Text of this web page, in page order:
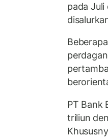
pada Juli
PT Bank
triliun